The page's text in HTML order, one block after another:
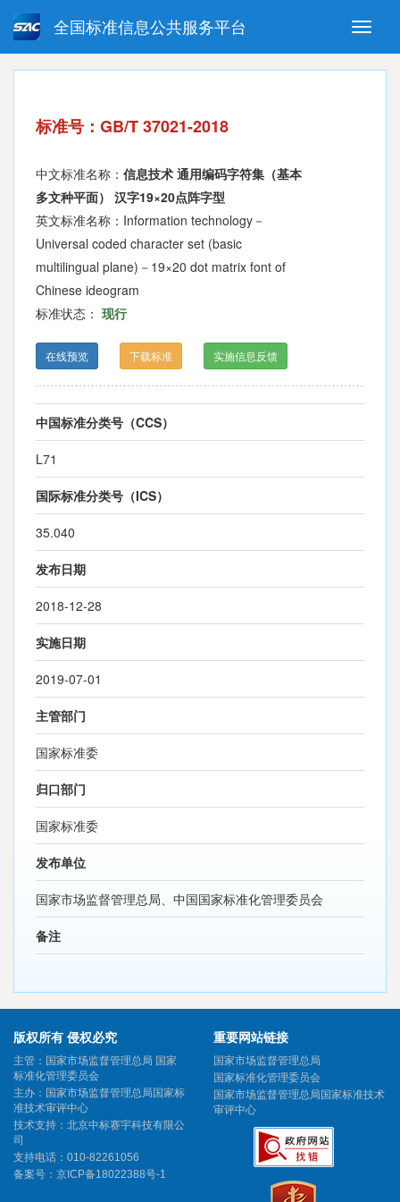
Toggle
全国标准信息公共服务平台
强制性国家标准 推荐性国家标准
指导性技术文件 (National standards in foreign
标准号：GB/T 37021-2018
中文标准名称： 信息技术 通用编码字符集（基本
多文种平面） 汉字19×20点阵字型
英文标准名称：Information technology－
Universal coded character set (basic
multilingual plane)－19×20 dot matrix font of
Chinese ideogram
标准状态： 现行
在线预览 下载标准 实施信息反馈
中国标准分类号（CCS）
L71
国际标准分类号（ICS）
35.040
发布日期
2018-12-28
实施日期
2019-07-01
主管部门
国家标准委
归口部门
国家标准委
发布单位
国家市场监督管理总局、中国国家标准化管理委员会
备注
版权所有 侵权必究
主管：国家市场监督管理总局 国家
标准化管理委员会
主办：国家市场监督管理总局国家标
准技术审评中心
技术支持：北京中标赛宇科技有限公
司
支持电话：010-82261056
备案号： 京ICP备18022388号-1
重要网站链接
国家市场监督管理总局
国家标准化管理委员会
国家市场监督管理总局国家标准技术
审评中心